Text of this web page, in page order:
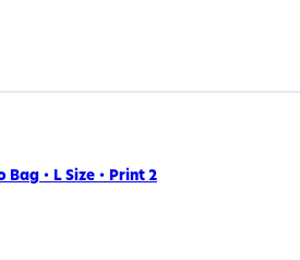
Bag ・ L Size ・ Print 2